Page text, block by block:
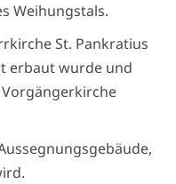
Weihungstals.
St. Pankratius
erbaut wurde und